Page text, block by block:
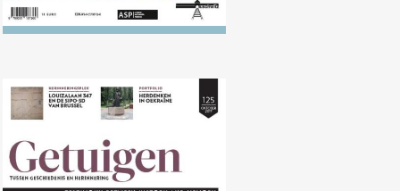
Nr. 125 (10/2017) Vervolging van
homoseksuelen door de nazi's